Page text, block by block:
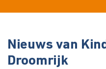
Nieuws van
Droomrijk